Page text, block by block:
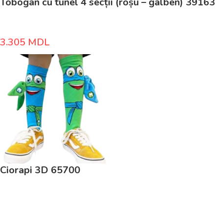
3.305 MDL
Ciorapi 3D 65700